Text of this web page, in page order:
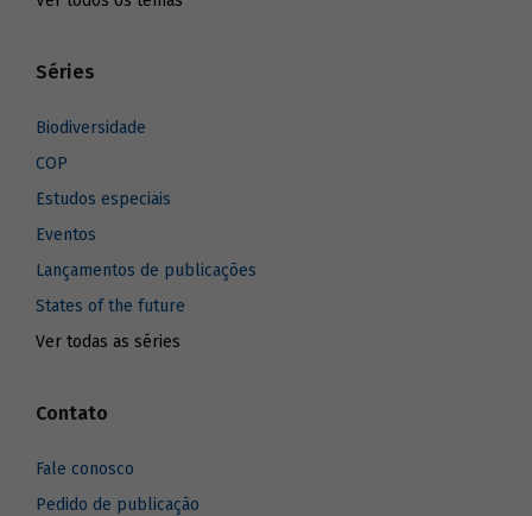
Séries
Biodiversidade
COP
Estudos especiais
Eventos
Lançamentos de publicações
States of the future
Ver todas as séries
Contato
Fale conosco
Pedido de publicação